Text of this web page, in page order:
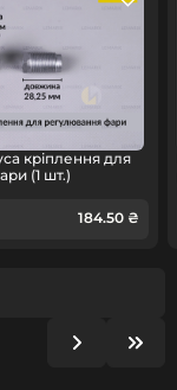
кріплення для
(1 шт.)
184.50 ₴